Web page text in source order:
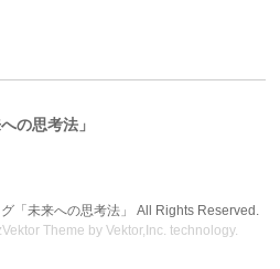
の思考法」
「未来への思考法」
All Rights Reserved.
Theme byVektor,Inc. technology.